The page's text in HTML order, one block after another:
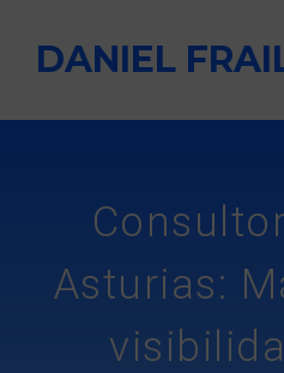
DANIEL
Asturias: